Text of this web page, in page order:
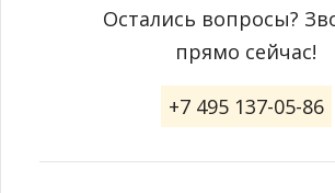
Остались вопросы?
прямо сейчас!
+7 495 137-05-86